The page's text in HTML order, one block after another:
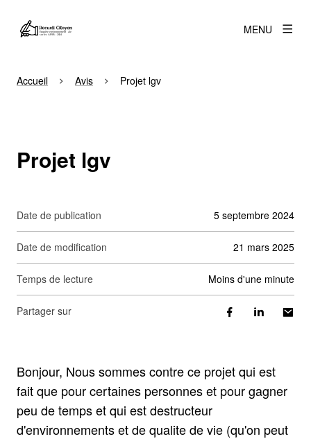
MENU
Accueil Avis Projet lgv
Projet lgv
Date de publication 5 septembre 2024
Date de modification 21 mars 2025
Temps de lecture moins d'une minute
Partager sur
Bonjour, Nous sommes contre ce projet qui est
fait que pour certaines personnes et pour gagner
peu de temps et qui est destructeur
d'environnements et de qualite de vie (qu'on peut